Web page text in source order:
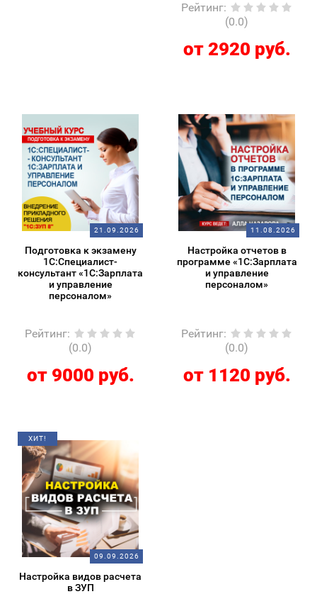
Рейтинг:
(0.0)
от 2920 руб.
21.09.2026
Подготовка к экзамену
1С:Специалист-
консультант «1С:Зарплата
и управление
персоналом»
Рейтинг:
(0.0)
от 9000 руб.
11.08.2026
Настройка отчетов в
программе «1С:Зарплата
и управление
персоналом»
Рейтинг:
(0.0)
от 1120 руб.
ХИТ!
09.09.2026
Настройка видов расчета
в ЗУП